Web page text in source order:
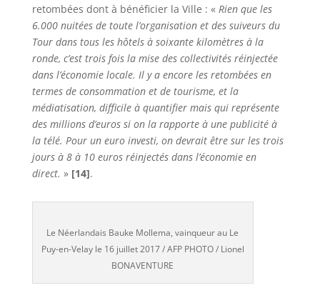
retombées dont à bénéficier la Ville : « Rien que les
6.000 nuitées de toute l’organisation et des suiveurs du
Tour dans tous les hôtels à soixante kilomètres à la
ronde, c’est trois fois la mise des collectivités réinjectée
dans l’économie locale. Il y a encore les retombées en
termes de consommation et de tourisme, et la
médiatisation, difficile à quantifier mais qui représente
des millions d’euros si on la rapporte à une publicité à
la télé. Pour un euro investi, on devrait être sur les trois
jours à 8 à 10 euros réinjectés dans l’économie en
direct. » [14].
Le Néerlandais Bauke Mollema, vainqueur au Le
Puy-en-Velay le 16 juillet 2017 / AFP PHOTO / Lionel
BONAVENTURE